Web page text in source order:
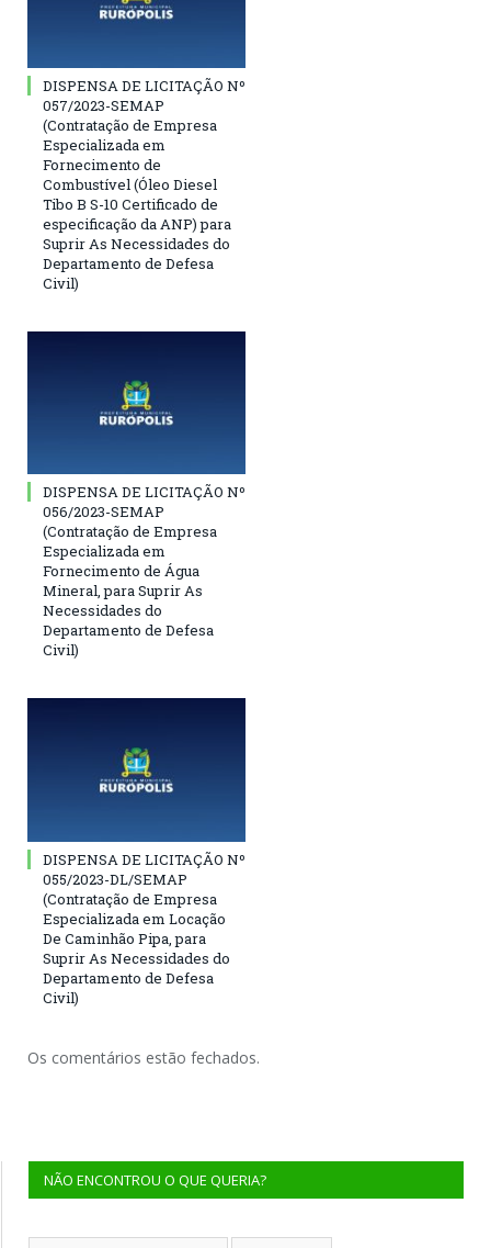
DISPENSA DE LICITAÇÃO Nº
057/2023-SEMAP
(Contratação de Empresa
Especializada em
Fornecimento de
Combustível (Óleo Diesel
Tibo B S-10 Certificado de
especificação da ANP) para
Suprir As Necessidades do
Departamento de Defesa
Civil)
DISPENSA DE LICITAÇÃO Nº
056/2023-SEMAP
(Contratação de Empresa
Especializada em
Fornecimento de Água
Mineral, para Suprir As
Necessidades do
Departamento de Defesa
Civil)
DISPENSA DE LICITAÇÃO Nº
055/2023-DL/SEMAP
(Contratação de Empresa
Especializada em Locação
De Caminhão Pipa, para
Suprir As Necessidades do
Departamento de Defesa
Civil)
Os comentários estão fechados.
NÃO ENCONTROU O QUE QUERIA?